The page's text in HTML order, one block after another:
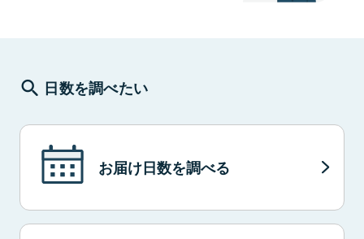
日数を調べたい
お届け日数を調べる